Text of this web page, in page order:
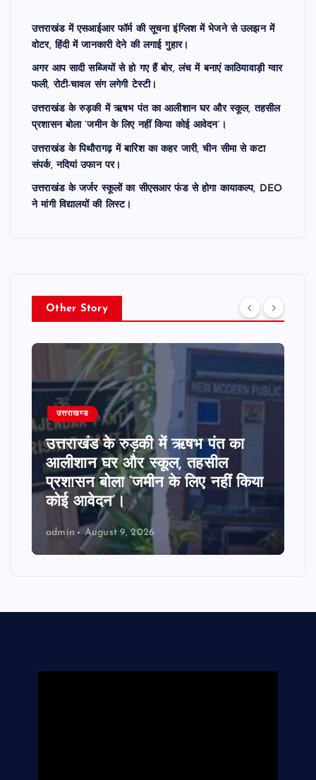
उत्तराखंड में एसआईआर फॉर्म की सूचना इंग्लिश में भेजने से उलझन में
वोटर, हिंदी में जानकारी देने की लगाई गुहार।
अगर आप सादी सब्जियों से हो गए हैं बोर, लंच में बनाएं काठियावाड़ी ग्वार
फली, रोटी-चावल संग लगेगी टेस्टी।
उत्तराखंड के रुड़की में ऋषभ पंत का आलीशान घर और स्कूल, तहसील
प्रशासन बोला ‘जमीन के लिए नहीं किया कोई आवेदन’।
उत्तराखंड के पिथौरागढ़ में बारिश का कहर जारी, चीन सीमा से कटा
संपर्क, नदियां उफान पर।
उत्तराखंड के जर्जर स्कूलों का सीएसआर फंड से होगा कायाकल्प, DEO
ने मांगी विद्यालयों की लिस्ट।
Other Story
उत्तराखंड के पिथौरागढ़ में बारिश का
कहर जारी, चीन सीमा से कटा संपर्क,
नदियां उफान पर।
admin August 9, 2026